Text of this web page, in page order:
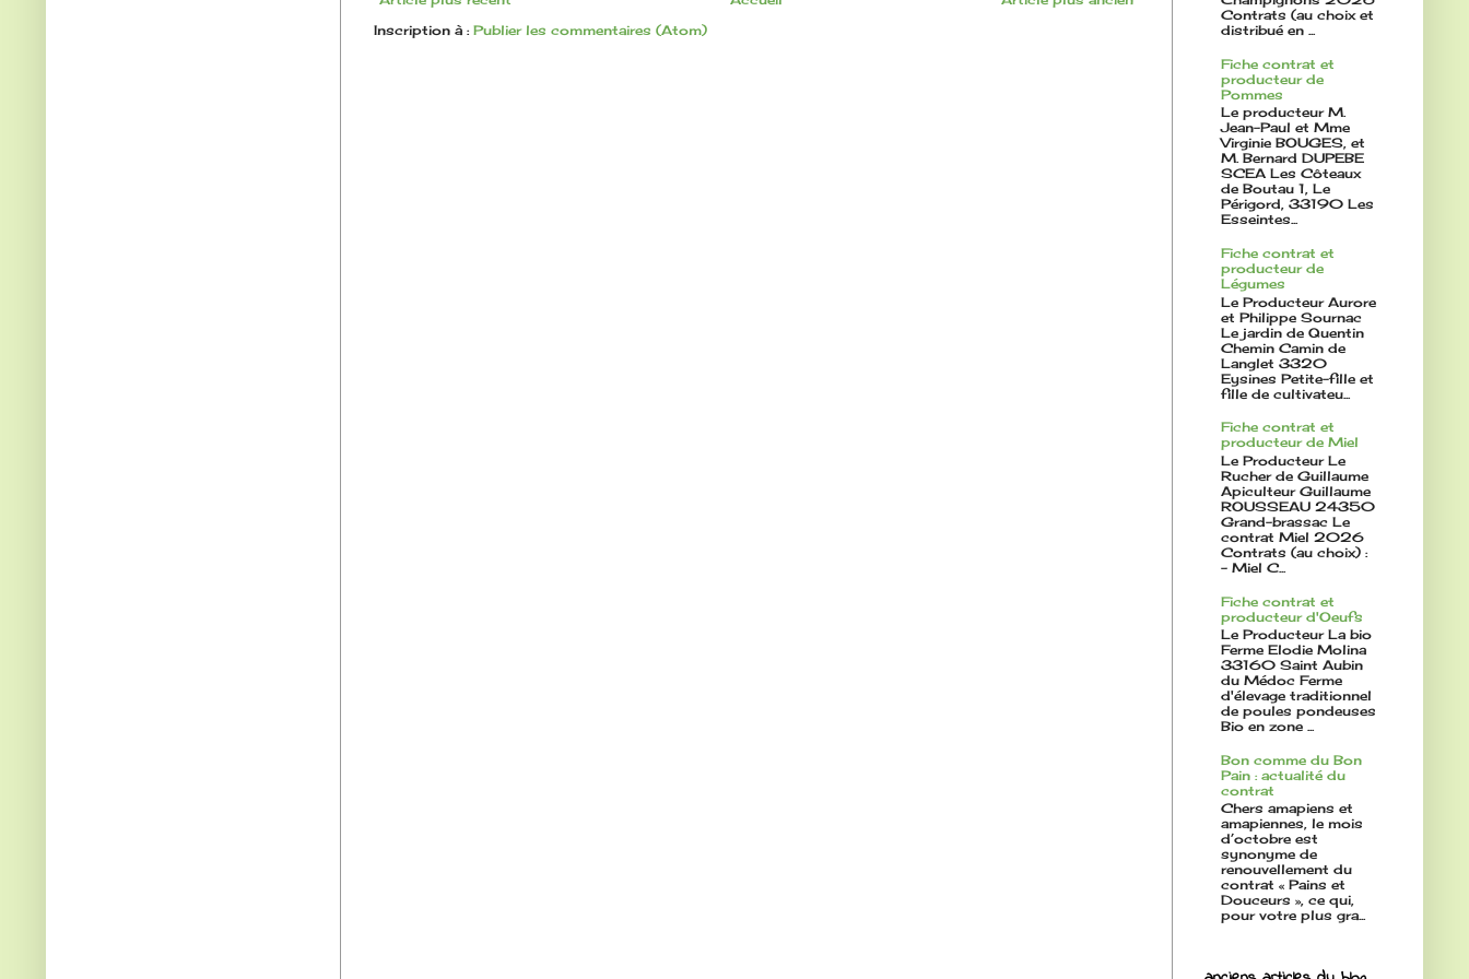
Inscription à : Publier les commentaires (Atom)
Contrats (au choix et
distribué en ...
Fiche contrat et
producteur de
Pommes
Le producteur M.
Jean-Paul et Mme
Virginie BOUGES, et
M. Bernard DUPEBE
SCEA Les Côteaux
de Boutau 1, Le
Périgord, 33190 Les
Esseintes...
Fiche contrat et
producteur de
Légumes
Le Producteur Aurore
et Philippe Sournac
Le jardin de Quentin
Chemin Camin de
Langlet 3320
Eysines Petite-fille et
fille de cultivateu...
Fiche contrat et
producteur de Miel
Le Producteur Le
Rucher de Guillaume
Apiculteur Guillaume
ROUSSEAU 24350
Grand-brassac Le
contrat Miel 2026
Contrats (au choix) :
- Miel C...
Fiche contrat et
producteur d'Oeufs
Le Producteur La bio
Ferme Elodie Molina
33160 Saint Aubin
du Médoc Ferme
d'élevage traditionnel
de poules pondeuses
Bio en zone ...
Bon comme du Bon
Pain : actualité du
contrat
Chers amapiens et
amapiennes, le mois
d’octobre est
synonyme de
renouvellement du
contrat « Pains et
Douceurs », ce qui,
pour votre plus gra...